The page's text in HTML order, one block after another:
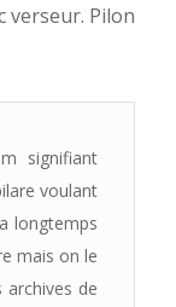
verseur. Pilon
signifiant
voulant
longtemps
mais on le
de